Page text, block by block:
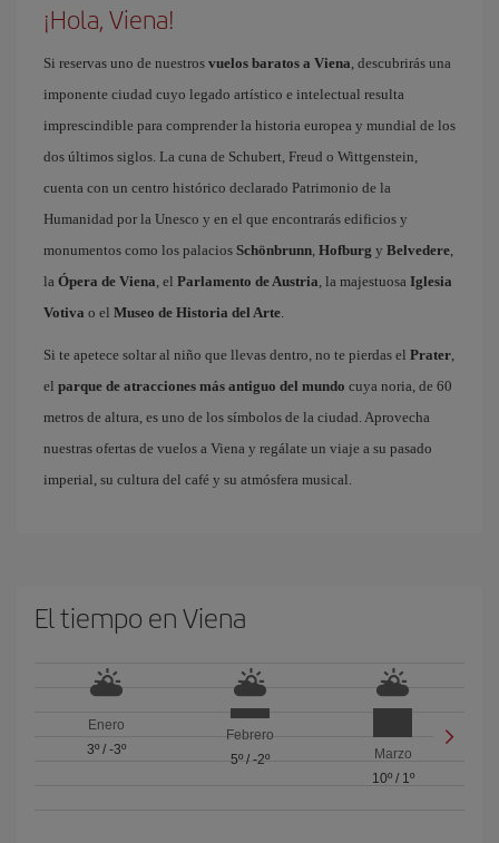
¡Hola, Viena!
Si reservas uno de nuestros vuelos baratos a Viena, descubrirás una
imponente ciudad cuyo legado artístico e intelectual resulta
imprescindible para comprender la historia europea y mundial de los
dos últimos siglos. La cuna de Schubert, Freud o Wittgenstein,
cuenta con un centro histórico declarado Patrimonio de la
Humanidad por la Unesco y en el que encontrarás edificios y
monumentos como los palacios Schönbrunn, Hofburg y Belvedere,
la Ópera de Viena, el Parlamento de Austria, la majestuosa Iglesia
Votiva o el Museo de Historia del Arte.
Si te apetece soltar al niño que llevas dentro, no te pierdas el Prater,
el parque de atracciones más antiguo del mundo cuya noria, de 60
metros de altura, es uno de los símbolos de la ciudad. Aprovecha
nuestras ofertas de vuelos a Viena y regálate un viaje a su pasado
imperial, su cultura del café y su atmósfera musical.
El tiempo en Viena
Enero
3º/ -3º
Febrero
5º/ -2º
Marzo
10º/ 1º